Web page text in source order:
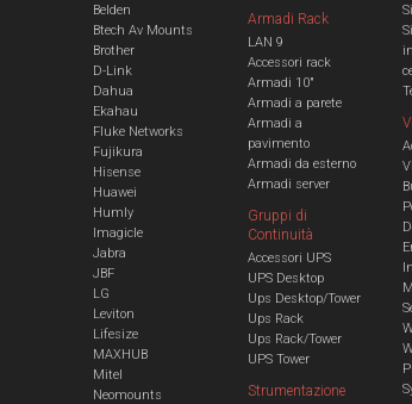
Belden
Btech Av Mounts
Brother
D-Link
Dahua
Ekahau
Fluke Networks
Fujikura
Hisense
Huawei
Humly
Imagicle
Jabra
JBF
LG
Leviton
Lifesize
MAXHUB
Mitel
Neomounts
Armadi Rack
LAN 9
Accessori rack
Armadi 10"
Armadi a parete
Armadi a
pavimento
Armadi da esterno
Armadi server
Gruppi di
Continuità
Accessori UPS
UPS Desktop
Ups Desktop/Tower
Ups Rack
Ups Rack/Tower
UPS Tower
Strumentazione